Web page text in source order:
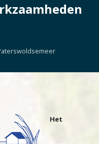
Het